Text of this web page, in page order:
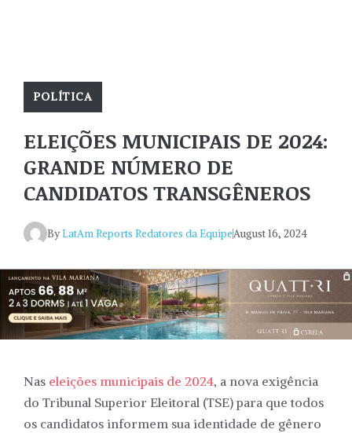
POLÍTICA
ELEIÇÕES MUNICIPAIS DE 2024:
GRANDE NÚMERO DE
CANDIDATOS TRANSGÊNEROS
ByLatAm Reports Redatores da EquipeAugust 16, 2024
Nas eleições municipais de 2024, a nova exigência
do Tribunal Superior Eleitoral (TSE) para que todos
os candidatos informem sua identidade de gênero